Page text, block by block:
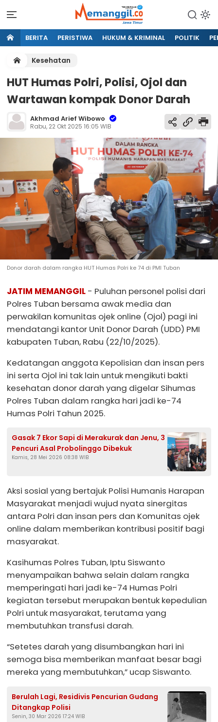
BERITA PERISTIWA HUKUM & KRIMINAL POLITIK
Kesehatan
HUT Humas Polri, Polisi, Ojol dan
Wartawan kompak Donor Darah
Akhmad Arief Wibowo
Rabu, 22 Okt 2025 16:05 WIB
Donor darah dalam rangka HUT Humas Polri ke 74 di PMI Tuban
JATIM MEMANGGIL - Puluhan personel polisi dari
Polres Tuban bersama awak media dan
perwakilan komunitas ojek online (Ojol) pagi ini
mendatangi kantor Unit Donor Darah (UDD) PMI
kabupaten Tuban, Rabu (22/10/2025).
Kedatangan anggota Kepolisian dan insan pers
ini serta Ojol ini tak lain untuk mengikuti bakti
kesehatan donor darah yang digelar Sihumas
Polres Tuban dalam rangka hari jadi ke-74
Humas Polri Tahun 2025.
Gasak 7 Ekor Sapi di Merakurak dan Jenu, 3
Pencuri Asal Probolinggo Dibekuk
Kamis, 28 Mei 2026 08:38 WIB
Aksi sosial yang bertajuk Polisi Humanis Harapan
Masyarakat menjadi wujud nyata sinergitas
antara Polri dan insan pers dan Komunitas ojek
online dalam memberikan kontribusi positif bagi
masyarakat.
Kasihumas Polres Tuban, Iptu Siswanto
menyampaikan bahwa selain dalam rangka
memperingati hari jadi ke-74 Humas Polri
kegiatan tersebut merupakan bentuk kepedulian
Polri untuk masyarakat, terutama yang
membutuhkan transfusi darah.
“Setetes darah yang disumbangkan hari ini
semoga bisa memberikan manfaat besar bagi
mereka yang membutuhkan,” ucap Siswanto.
Berulah Lagi, Residivis Pencurian Gudang
Ditangkap Polisi
Senin, 30 Mar 2026 17:24 WIB